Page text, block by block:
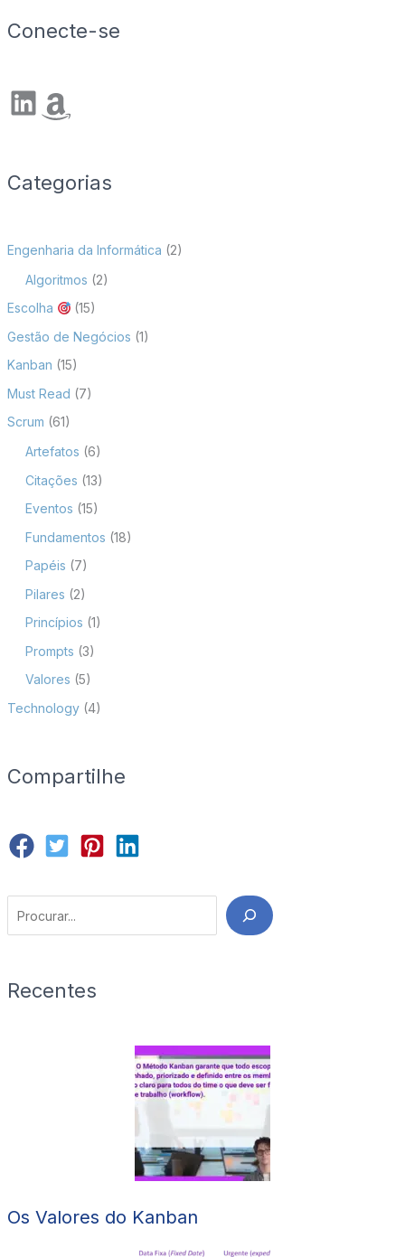
Conecte-se
LinkedIn Amazon
Categorias
Engenharia da Informática (2)
Algoritmos (2)
Escolha
(15)
Gestão de Negócios (1)
Kanban (15)
Must Read (7)
Scrum (61)
Artefatos (6)
Citações (13)
Eventos (15)
Fundamentos (18)
Papéis (7)
Pilares (2)
Princípios (1)
Prompts (3)
Valores (5)
Technology(4)
Compartilhe
Search
Recentes
Os Valores do Kanban